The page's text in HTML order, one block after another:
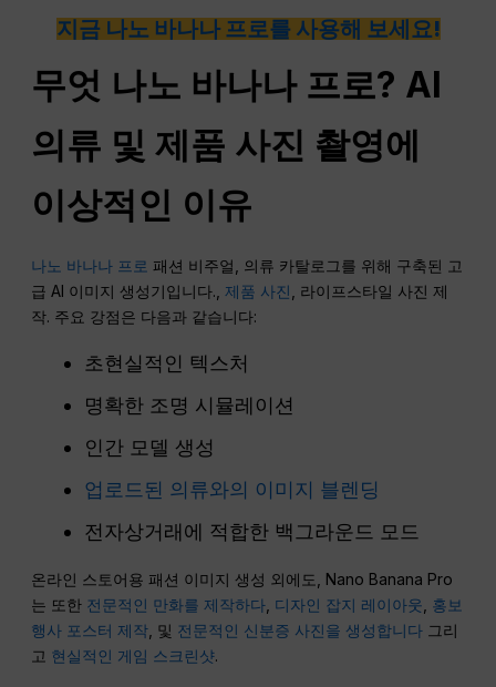
지금 나노 바나나 프로를 사용해 보세요!
무엇 나노 바나나 프로? AI
의류 및 제품 사진 촬영에
이상적인 이유
나노 바나나 프로 패션 비주얼, 의류 카탈로그를 위해 구축된 고
급 AI 이미지 생성기입니다.,제품 사진
, 라이프스타일 사진 제
작. 주요 강점은 다음과 같습니다:
초현실적인 텍스처
명확한 조명 시뮬레이션
인간 모델 생성
업로드된 의류와의 이미지 블렌딩
전자상거래에 적합한 백그라운드 모드
온라인 스토어용 패션 이미지 생성 외에도, Nano Banana Pro
는 또한 전문적인 만화를 제작하다 디자인 잡지 레이아웃 홍보
행사 포스터 제작 , 및 전문적인 신분증 사진을 생성합니다 그리
고 현실적인 게임 스크린샷.